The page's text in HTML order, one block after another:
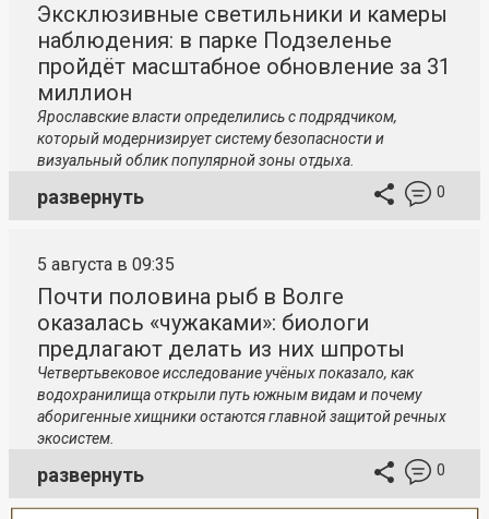
Эксклюзивные светильники и камеры
наблюдения: в парке Подзеленье
пройдёт масштабное обновление за 31
миллион
Ярославские власти определились с подрядчиком,
который модернизирует систему безопасности и
визуальный облик популярной зоны отдыха.
развернуть 0
5 августа в 09:35
Почти половина рыб в Волге
оказалась «чужаками»: биологи
предлагают делать из них шпроты
Четвертьвековое исследование учёных показало, как
водохранилища открыли путь южным видам и почему
аборигенные хищники остаются главной защитой речных
экосистем.
развернуть 0